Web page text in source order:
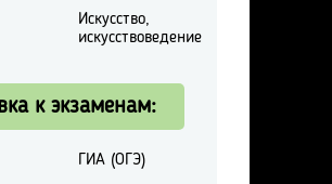
Искусство,
искусствоведение
к экзаменам:
ГИА (ОГЭ)